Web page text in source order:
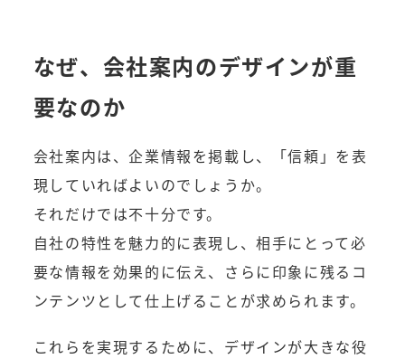
なぜ、会社案内のデザインが重
要なのか
会社案内は、企業情報を掲載し、「信頼」を表
現していればよいのでしょうか。
それだけでは不十分です。
自社の特性を魅力的に表現し、相手にとって必
要な情報を効果的に伝え、さらに印象に残るコ
ンテンツとして仕上げることが求められます。
これらを実現するために、デザインが大きな役